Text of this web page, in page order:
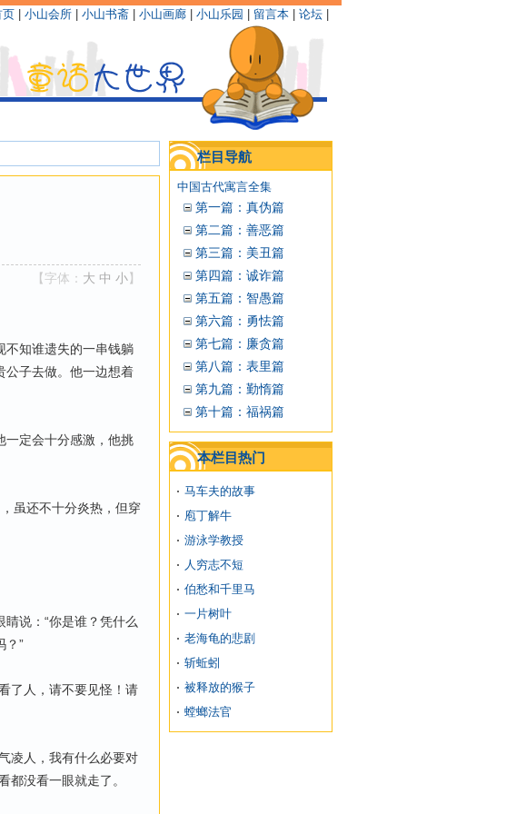
页 小山会所 小山书斋 小山画廊 小山乐园 留言本 论坛
【字体： 大 中 小】
知谁遗失的一串钱躺
公子去做。他一边想着
定会十分感激，他挑
虽还不十分炎热，但穿
说：“你是谁？凭什么
？”
了人，请不要见怪！请
凌人，我有什么必要对
都没看一眼就走了。
栏目导航
中国古代寓言全集
第一篇：真伪篇
第二篇：善恶篇
第三篇：美丑篇
第四篇：诚诈篇
第五篇：智愚篇
第六篇：勇怯篇
第七篇：廉贪篇
第八篇：表里篇
第九篇：勤惰篇
第十篇：福祸篇
本栏目热门
马车夫的故事
庖丁解牛
游泳学教授
人穷志不短
伯愁和千里马
一片树叶
老海龟的悲剧
斩蚯蚓
被释放的猴子
螳螂法官